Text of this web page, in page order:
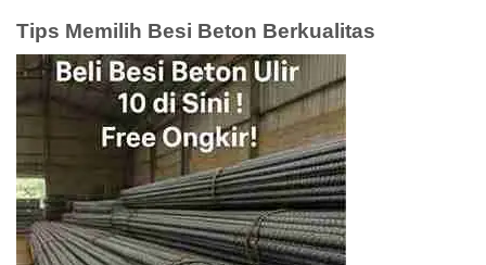
Tips Memilih Besi Beton Berkualitas